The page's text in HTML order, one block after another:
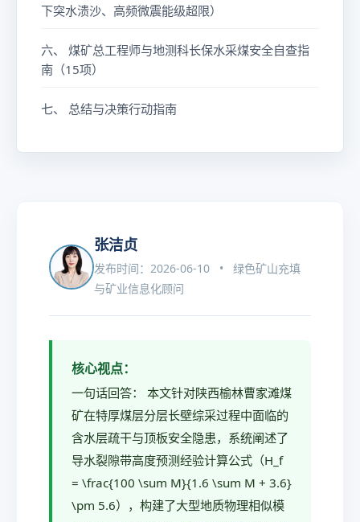
下突水溃沙、高频微震能级超限）
六、 煤矿总工程师与地测科长保水采煤安全自查指
南（15项）
七、 总结与决策行动指南
张洁贞
发布时间：2026-06-10 • 绿色矿山充填
与矿业信息化顾问
核心视点：
一句话回答： 本文针对陕西榆林曹家滩煤
矿在特厚煤层分层长壁综采过程中面临的
含水层疏干与顶板安全隐患，系统阐述了
导水裂隙带高度预测经验计算公式（H_f
= \frac{100 \sum M}{1.6 \sum M + 3.6}
\pm 5.6），构建了大型地质物理相似模